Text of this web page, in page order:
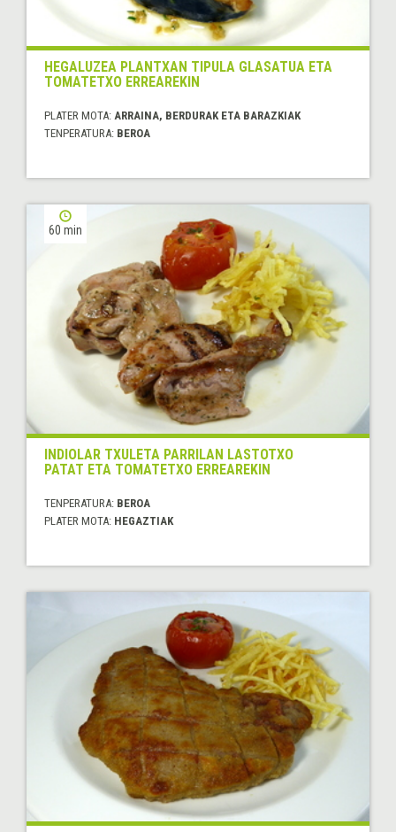
HEGALUZEA PLANTXAN TIPULA GLASATUA ETA
TOMATETXO ERREAREKIN
PLATER MOTA: ARRAINA, BERDURAK ETA BARAZKIAK
TENPERATURA: BEROA
60 min
INDIOLAR TXULETA PARRILAN LASTOTXO
PATAT ETA TOMATETXO ERREAREKIN
TENPERATURA: BEROA
PLATER MOTA: HEGAZTIAK